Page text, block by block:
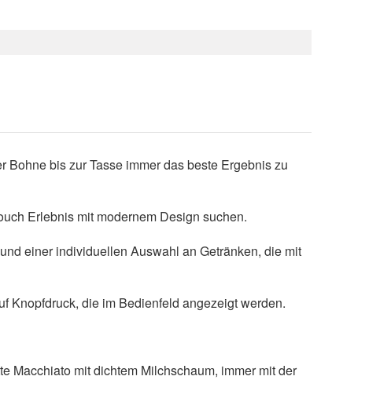
bis zur Tasse immer das beste Ergebnis zu
Erlebnis mit modernem Design suchen.
einer individuellen Auswahl an Getränken, die mit
Knopfdruck, die im Bedienfeld angezeigt werden.
Macchiato mit dichtem Milchschaum, immer mit der